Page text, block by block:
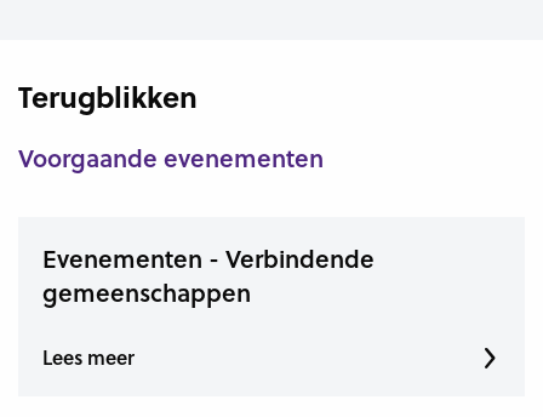
Terugblikken
Voorgaande evenementen
Evenementen - Verbindende
gemeenschappen
Lees meer